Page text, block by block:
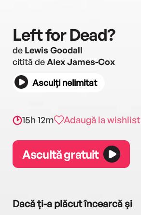
Left for Dead?
de Lewis Goodall
citită deAlex James-Cox
Asculți nelimitat
15h 12m Adaugă la wishlist
Ascultă gratuit
Dacă ți-a plăcut încearcă și